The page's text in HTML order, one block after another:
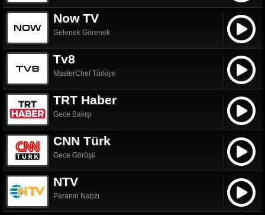
Now TV
Gelenek Görenek
Tv8
MasterChef Türkiye
TRT Haber
Gece Bakışı
CNN Türk
Gece Görüşü
NTV
Paranın Nabzı